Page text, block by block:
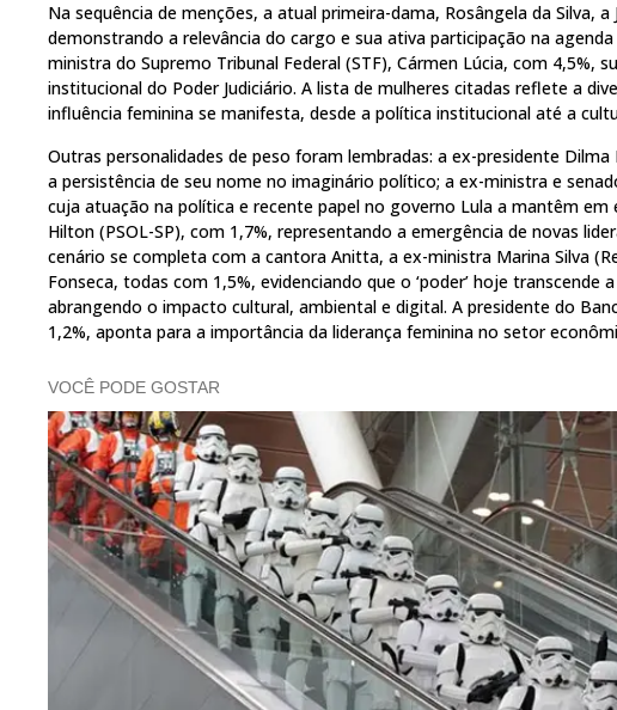
Na sequência de menções, a atual primeira-dama, Rosângela da Silva, a
demonstrando a relevância do cargo e sua ativa participação na
ministra do Supremo Tribunal Federal (STF), Cármen Lúcia, com 4,5%,
institucional do Poder Judiciário. A lista de mulheres citadas reflete a
influência feminina se manifesta, desde a política institucional até a
Outras personalidades de peso foram lembradas: a ex-presidente
a persistência de seu nome no imaginário político; a ex-ministra e
cuja atuação na política e recente papel no governo Lula a mantêm em
Hilton (PSOL-SP), com 1,7%, representando a emergência de novas
cenário se completa com a cantora Anitta, a ex-ministra Marina Silva
Fonseca, todas com 1,5%, evidenciando que o ‘poder’ hoje transcende
abrangendo o impacto cultural, ambiental e digital. A presidente do
1,2%, aponta para a importância da liderança feminina no setor